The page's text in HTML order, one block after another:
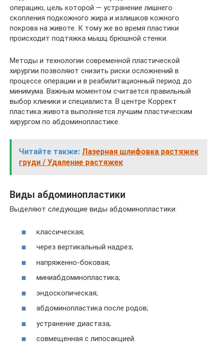
операцию, цель которой — устранение лишнего
скопления подкожного жира и излишков кожного
покрова на животе. К тому же во время пластики
происходит подтяжка мышц брюшной стенки.
Методы и технологии современной пластической
хирургии позволяют снизить риски осложнений в
процессе операции и в реабилитационный период до
минимума. Важным моментом считается правильный
выбор клиники и специалиста. В центре Коррект
пластика живота выполняется лучшим пластическим
хирургом по абдоминопластике.
Читайте также: Лазерная шлифовка растяжек
груди / Удаление растяжек
Виды абдоминопластики
Выделяют следующие виды абдоминопластики:
классическая;
через вертикальный надрез;
напряженно-боковая;
миниабдоминопластика;
эндоскопическая;
абдоминопластика после родов;
устранение диастаза;
совмещенная с липосакцией.